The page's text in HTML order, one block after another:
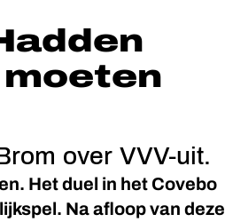
DOEN'
moeten
over VVV-uit.
Het duel in het Covebo
Na afloop van deze